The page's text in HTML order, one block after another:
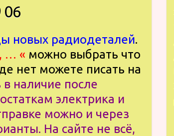
06
новых радиодеталей.
… « можно выбрать что
нет можете писать на
в наличие после
электрика и
можно и через
На сайте не всё,